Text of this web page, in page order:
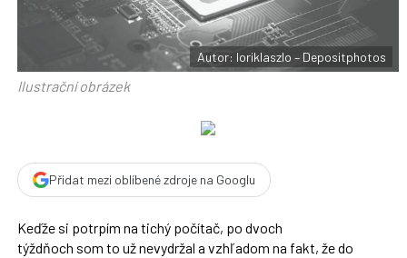
b
o
k
Autor: loriklaszlo – Depositphotos
Ilustrační obrázek
Přidat mezi oblíbené zdroje na Googlu
Keďže si potrpím na tichý počítač, po dvoch
týždňoch som to už nevydržal a vzhľadom na fakt, že do